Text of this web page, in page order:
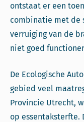
ontstaat er een
combinatie met de
verruiging van de
niet goed
De Ecologische
gebied veel
Provincie Utrecht,
op essentaksterfte.